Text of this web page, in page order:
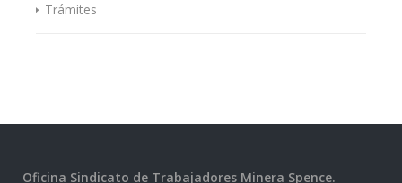
Trámites
Oficina Sindicato de Trabajadores Minera Spence.